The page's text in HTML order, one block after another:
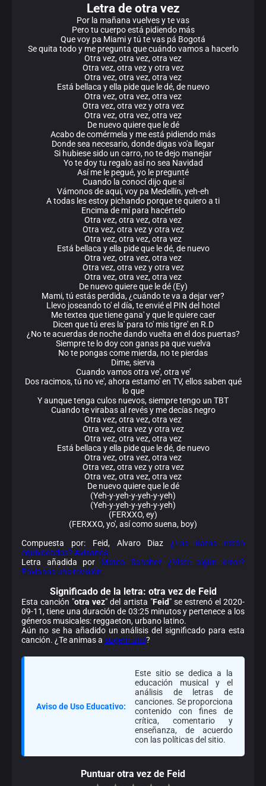
Letra de otra vez
Por la mañana vuelves y te vas
Pero tu cuerpo está pidiendo más
Que voy pa Miami y tú te vas pá Bogotá
Se quita todo y me pregunta que cuándo vamos a hacerlo
Otra vez, otra vez, otra vez
Otra vez, otra vez y otra vez
Otra vez, otra vez, otra vez
Está bellaca y ella pide que le dé, de nuevo
Otra vez, otra vez, otra vez
Otra vez, otra vez y otra vez
Otra vez, otra vez, otra vez
De nuevo quiere que le dé
Acabo de comérmela y me está pidiendo más
Donde sea necesario, donde digas vo'a llegar
Si hubiese sido un carro, no te dejo manejar
Yo te doy tu regalo así no sea Navidad
Así me le pegué, yo le pregunté
Cuando la conocí dijo que sí
Vámonos de aquí, voy pa Medellín, yeh-eh
A todas les estoy pichando porque te quiero a ti
Encima de mí para hacértelo
Otra vez, otra vez, otra vez
Otra vez, otra vez y otra vez
Otra vez, otra vez, otra vez
Está bellaca y ella pide que le dé, de nuevo
Otra vez, otra vez, otra vez
Otra vez, otra vez y otra vez
Otra vez, otra vez, otra vez
De nuevo quiere que le dé (Ey)
Mami, tú estás perdida, ¿cuándo te va a dejar ver?
Llevo joseando to' el día, te envié el PIN del hotel
Me textea que tiene gana' y que le quiere caer
Dicen que tú eres la' para to' mis tigre' en R.D
¿No te acuerdas de noche dando vuelta en el dos puertas?
Siempre te lo doy con ganas pa que vuelva
No te pongas come mierda, no te pierdas
Dime, sierva
Cuando vamos otra ve', otra ve'
Dos racimos, tú no ve', ahora estamo' en TV, ellos saben qué
lo que
Y aunque tenga culos nuevos, siempre tengo un TBT
Cuando te virabas al revés y me decías negro
Otra vez, otra vez, otra vez
Otra vez, otra vez y otra vez
Otra vez, otra vez, otra vez
Está bellaca y ella pide que le dé, de nuevo
Otra vez, otra vez, otra vez
Otra vez, otra vez y otra vez
Otra vez, otra vez, otra vez
De nuevo quiere que le dé
(Yeh-y-yeh-y-yeh-y-yeh)
(Yeh-y-yeh-y-yeh-y-yeh)
(FERXXO, ey)
(FERXXO, yo', así como suena, boy)
Compuesta por: Feid, Alvaro Diaz¿Los datos están
equivocados? Avísanos.
Letra añadida por Mateo Sanchez
¿Viste algún error?
Envíanos una revisión.
Significado de la letra: otra vez de Feid
Esta canción "otra vez" del artista "Feid" se estrenó el 2020-
09-11, tiene una duración de 03:25 minutos y pertenece a los
géneros musicales: reggaeton, urbano latino.
Aún no se ha añadido un análisis del significado para esta
canción. ¿Te animas a sugerir uno?
Aviso de Uso Educativo:
Este sitio se dedica a la
educación musical y el
análisis de letras de
canciones. Se proporciona
contenido con fines de
crítica, comentario y
enseñanza, de acuerdo
con las políticas del sitio.
Puntuar otra vez de Feid